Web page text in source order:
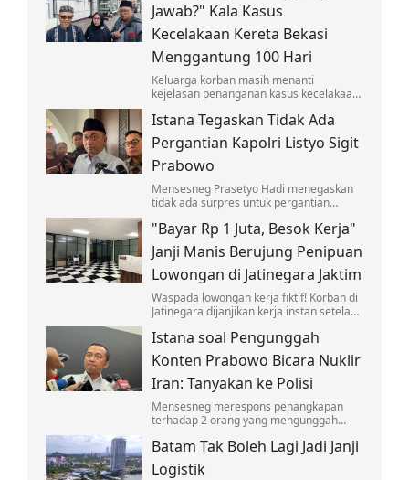
Jawab?" Kala Kasus
Kecelakaan Kereta Bekasi
Menggantung 100 Hari
Keluarga korban masih menanti
kejelasan penanganan kasus kecelakaan
dan KRL di Stasiun Bekasi Timur.
Istana Tegaskan Tidak Ada
Pergantian Kapolri Listyo Sigit
Prabowo
Mensesneg Prasetyo Hadi menegaskan
tidak ada surpres untuk pergantian
"Bayar Rp 1 Juta, Besok Kerja"
Janji Manis Berujung Penipuan
Lowongan di Jatinegara Jaktim
Waspada lowongan kerja fiktif! Korban di
Jatinegara dijanjikan kerja instan setelah
berujung penipuan yang viral di medsos.
Istana soal Pengunggah
Konten Prabowo Bicara Nuklir
Iran: Tanyakan ke Polisi
Mensesneg merespons penangkapan
terhadap 2 orang yang mengunggah
soal nuklir Iran disertai komentar
provokatif.
Batam Tak Boleh Lagi Jadi Janji
Logistik